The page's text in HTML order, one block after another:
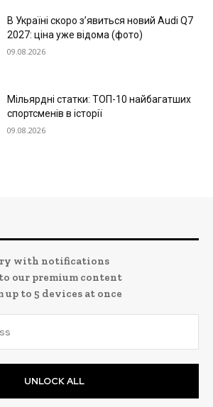
В Україні скоро з’явиться новий Audi Q7
2027: ціна уже відома (фото)
09.08.2026
Мільярдні статки: ТОП-10 найбагатших
спортсменів в історії
09.08.2026
with notifications
our premium content
up to 5 devices at once
UNLOCK ALL